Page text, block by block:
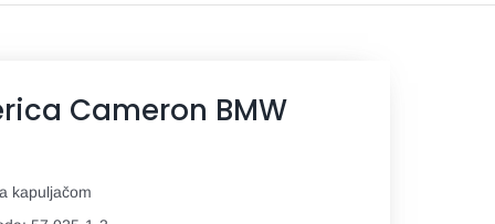
Cameron BMW
kapuljačom